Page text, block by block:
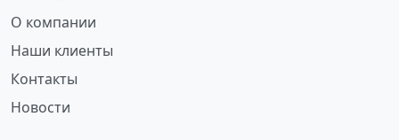
О компании
Наши клиенты
Контакты
Новости